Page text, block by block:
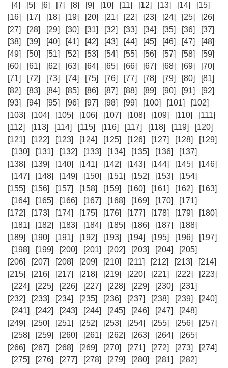
[4]
[5] [6] [7] [8] [9] [10] [11] [12] [13] [14]
[15]
[16]
[17] [18] [19] [20] [21] [22] [23] [24] [25]
[26]
[27]
[28] [29] [30] [31] [32] [33] [34] [35] [36]
[37]
[38]
[39] [40] [41] [42] [43] [44] [45] [46] [47]
[48]
[49]
[50] [51] [52] [53] [54] [55] [56] [57] [58]
[59]
[60]
[61] [62] [63] [64] [65] [66] [67] [68] [69]
[70]
[71]
[72] [73] [74] [75] [76] [77] [78] [79] [80]
[81]
[82]
[83] [84] [85] [86] [87] [88] [89] [90] [91]
[92]
[93]
[94] [95] [96] [97] [98] [99] [100] [101]
[102]
[103]
[104] [105] [106] [107] [108] [109] [110]
[111]
[112]
[113] [114] [115] [116] [117] [118] [119]
[120]
[121]
[122] [123] [124] [125] [126] [127] [128]
[129]
[130]
[131] [132] [133] [134] [135] [136]
[137]
[138]
[139] [140] [141] [142] [143] [144] [145]
[146]
[147]
[148] [149] [150] [151] [152] [153]
[154]
[155]
[156] [157] [158] [159] [160] [161] [162]
[163]
[164]
[165] [166] [167] [168] [169] [170]
[171]
[172]
[173] [174] [175] [176] [177] [178] [179]
[180]
[181]
[182] [183] [184] [185] [186] [187]
[188]
[189]
[190] [191] [192] [193] [194] [195] [196]
[197]
[198]
[199] [200] [201] [202] [203] [204]
[205]
[206]
[207] [208] [209] [210] [211] [212] [213]
[214]
[215]
[216] [217] [218] [219] [220] [221] [222]
[223]
[224]
[225] [226] [227] [228] [229] [230]
[231]
[232]
[233] [234] [235] [236] [237] [238] [239]
[240]
[241]
[242] [243] [244] [245] [246] [247]
[248]
[249]
[250] [251] [252] [253] [254] [255] [256]
[257]
[258]
[259] [260] [261] [262] [263] [264]
[265]
[266]
[267] [268] [269] [270] [271] [272] [273]
[274]
[275]
[276] [277] [278] [279] [280] [281]
[282]